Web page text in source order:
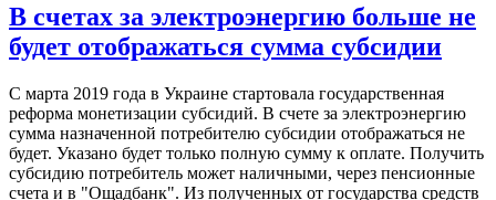
В счетах за электроэнергию больше не
будет отображаться сумма субсидии
С марта 2019 года в Украине стартовала государственная
реформа монетизации субсидий. В счете за электроэнергию
сумма назначенной потребителю субсидии отображаться не
будет. Указано будет только полную сумму к оплате. Получить
субсидию потребитель может наличными, через пенсионные
счета и в "Ощадбанк". Из полученных от государства средств